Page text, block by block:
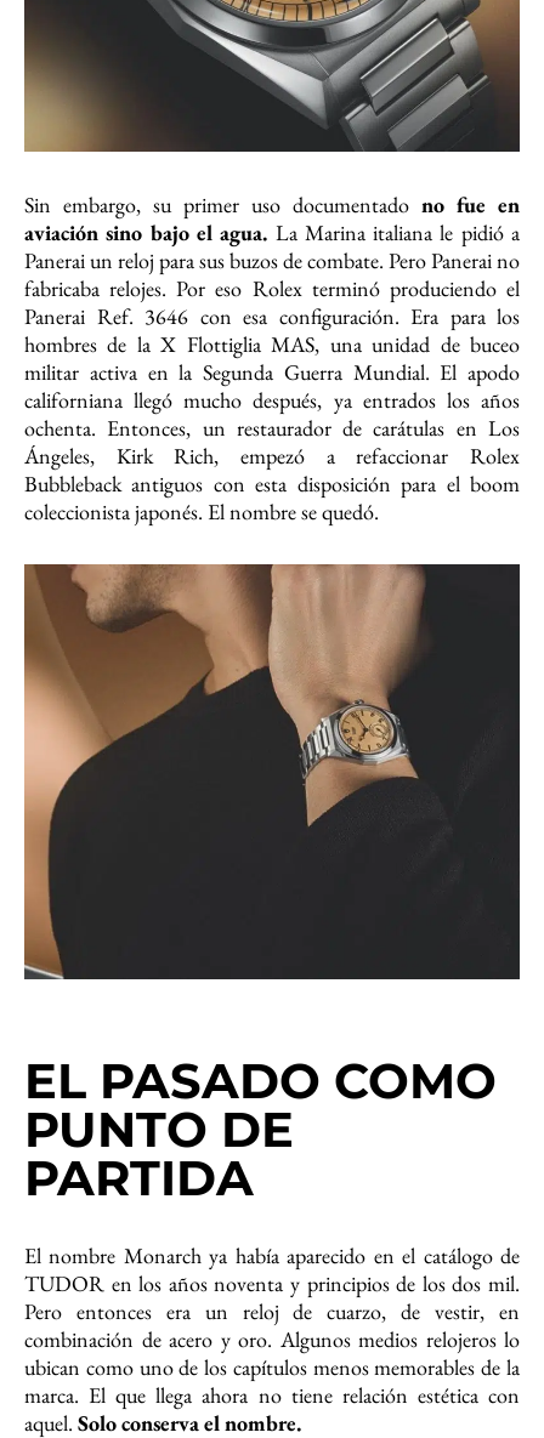
Sin embargo, su primer uso documentado no fue en
aviación sino bajo el agua. La Marina italiana le pidió a
Panerai un reloj para sus buzos de combate. Pero Panerai no
fabricaba relojes. Por eso Rolex terminó produciendo el
Panerai Ref. 3646 con esa configuración. Era para los
hombres de la X Flottiglia MAS, una unidad de buceo
militar activa en la Segunda Guerra Mundial. El apodo
californiana llegó mucho después, ya entrados los años
ochenta. Entonces, un restaurador de carátulas en Los
Ángeles, Kirk Rich, empezó a refaccionar Rolex
Bubbleback antiguos con esta disposición para el boom
coleccionista japonés. El nombre se quedó.
EL PASADO COMO
PUNTO DE
PARTIDA
El nombre Monarch ya había aparecido en el catálogo de
TUDOR en los años noventa y principios de los dos mil.
Pero entonces era un reloj de cuarzo, de vestir, en
combinación de acero y oro. Algunos medios relojeros lo
ubican como uno de los capítulos menos memorables de la
marca. El que llega ahora no tiene relación estética con
aquel. Solo conserva el nombre.